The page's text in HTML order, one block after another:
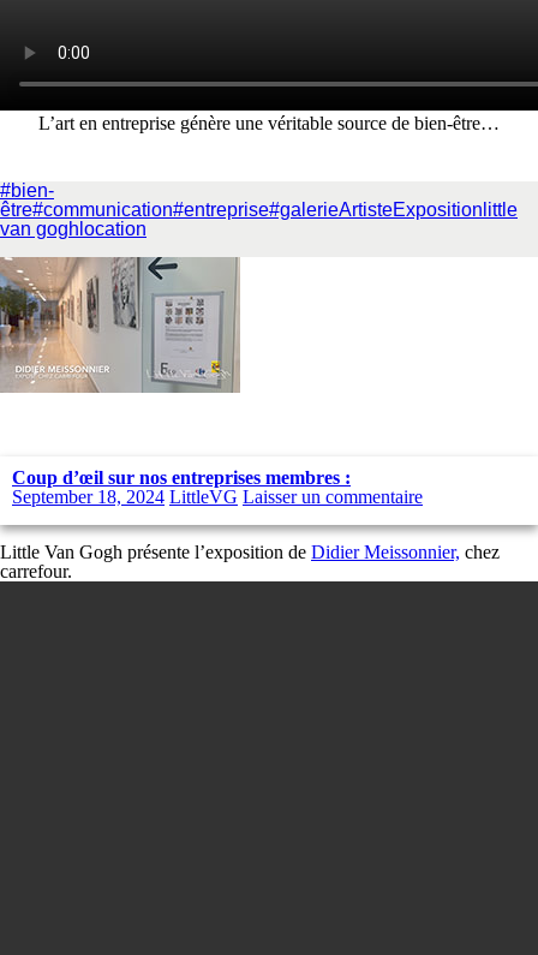
L’art en entreprise génère une véritable source de bien-être…
#bien-
être#communication#entreprise#galerieArtisteExposition little
van gogh location
Coup d’œil sur nos entreprises membres :
September 18, 2024 LittleVG Laisser un commentaire
Little Van Gogh présente l’exposition de Didier Meissonnier, chez
carrefour.